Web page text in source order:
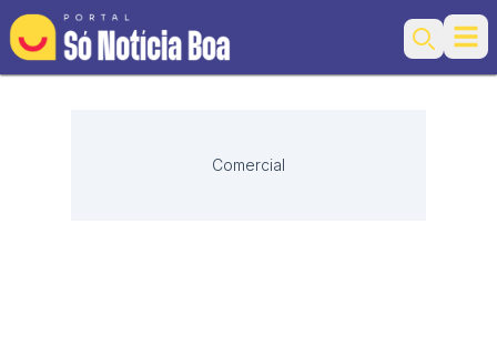
Search
Comercial